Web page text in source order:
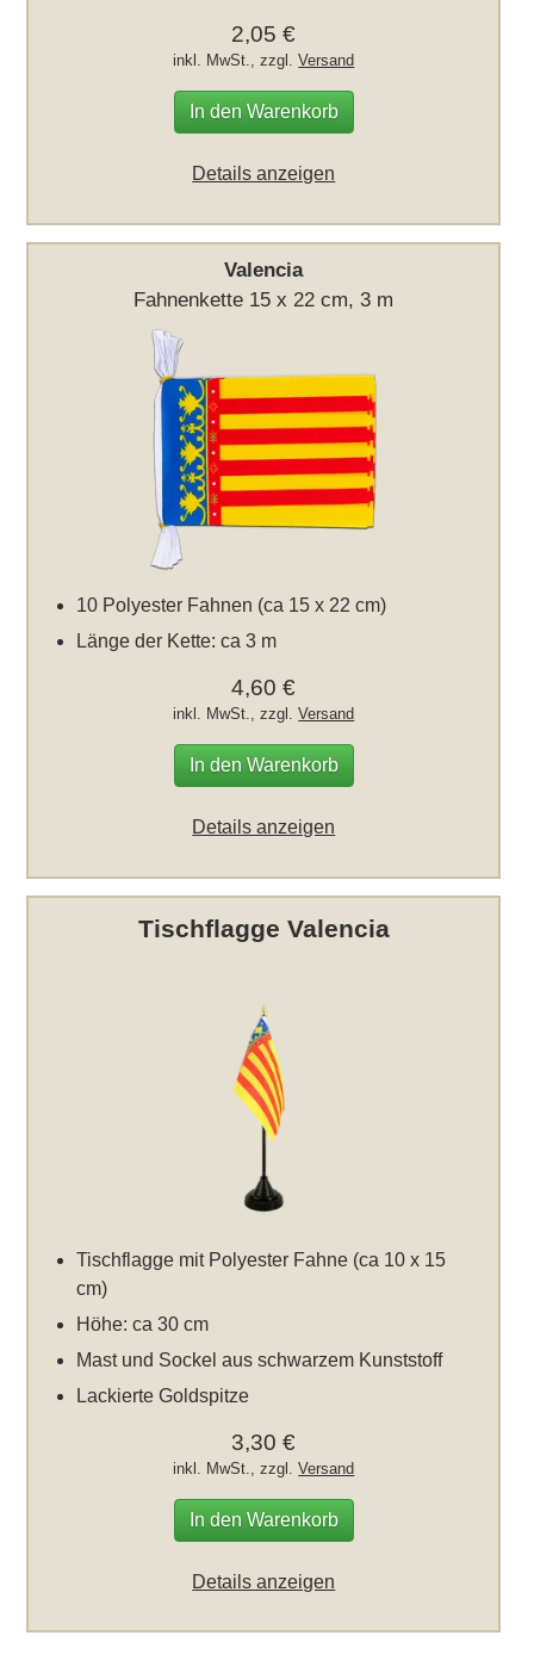
2,05 €
inkl. MwSt., zzgl.Versand
In den Warenkorb
Details anzeigen
Valencia
Fahnenkette 15 x 22 cm, 3 m
10 Polyester Fahnen (ca 15 x 22 cm)
Länge der Kette: ca 3 m
4,60 €
inkl. MwSt., zzgl.Versand
In den Warenkorb
Details anzeigen
Tischflagge Valencia
Tischflagge mit Polyester Fahne (ca 10 x 15
cm)
Höhe: ca 30 cm
Mast und Sockel aus schwarzem Kunststoff
Lackierte Goldspitze
3,30 €
inkl. MwSt., zzgl.Versand
In den Warenkorb
Details anzeigen